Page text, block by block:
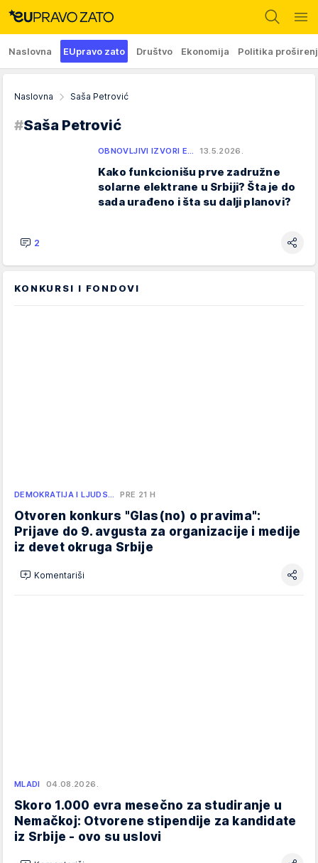
Naslovna EUpravo zato Društvo Ekonomija Politika
Naslovna Saša Petrović
#Saša Petrović
OBNOVLJIVI IZVORI E… 13.5.2026.
Kako funkcionišu prve zadružne
solarne elektrane u Srbiji? Šta je do
sada urađeno i šta su dalji planovi?
2
KONKURSI I FONDOVI
DEMOKRATIJA I LJUDS… PRE 21 H
Otvoren konkurs "Glas(no) o pravima":
Prijave do 9. avgusta za organizacije i medije
iz devet okruga Srbije
Komentariši
MLADI 04.08.2026.
Skoro 1.000 evra mesečno za studiranje u
Nemačkoj: Otvorene stipendije za kandidate
iz Srbije - ovo su uslovi